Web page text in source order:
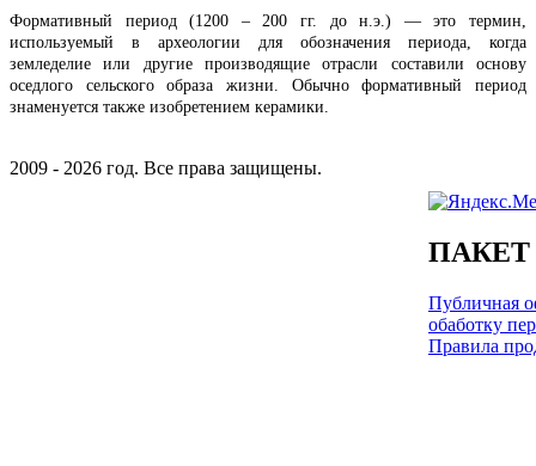
Формативный период(1200 – 200 гг. до н.э.) — это термин,
используемый в археологии для обозначения периода, когда
земледелие или другие производящие отрасли составили основу
оседлого сельского образа жизни. Обычно формативный период
знаменуется также изобретением керамики.
2009 - 2026 год. Все права защищены.
Публичная
обаботку
Правила